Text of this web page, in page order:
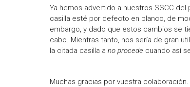
Ya hemos advertido a nuestros SSCC
casilla esté por defecto en blanco, de
embargo, y dado que estos cambios se
cabo. Mientras tanto, nos sería de gran
la citada casilla a no procede cuando así
Muchas gracias por vuestra colaboración.